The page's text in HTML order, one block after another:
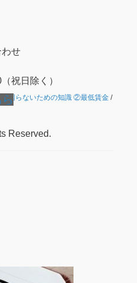
せ
祝日除く）
Reserved.
困らないための知識 ②最低賃金 /